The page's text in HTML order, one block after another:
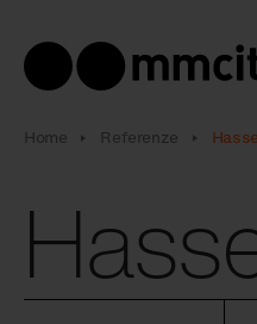
Home Referenze